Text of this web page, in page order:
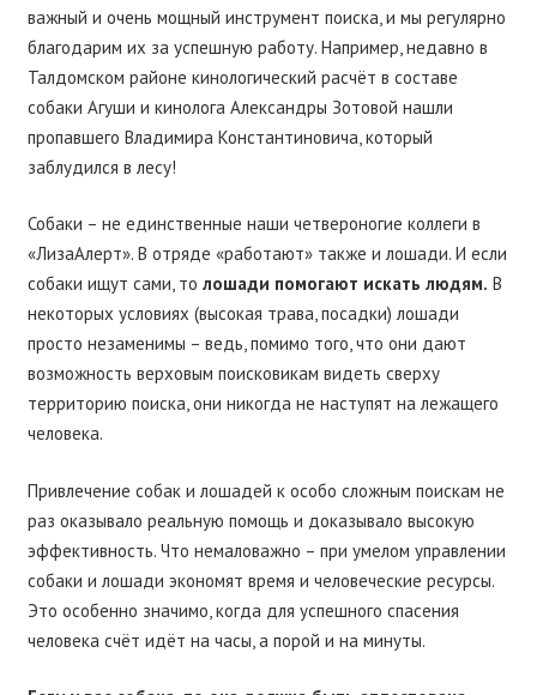
важный и очень мощный инструмент поиска, и мы регулярно
благодарим их за успешную работу. Например, недавно в
Талдомском районе кинологический расчёт в составе
собаки Агуши и кинолога Александры Зотовой нашли
пропавшего Владимира Константиновича, который
заблудился в лесу!
Собаки – не единственные наши четвероногие коллеги в
«ЛизаАлерт». В отряде «работают» также и лошади. И если
собаки ищут сами, то лошади помогают искать людям. В
некоторых условиях (высокая трава, посадки) лошади
просто незаменимы – ведь, помимо того, что они дают
возможность верховым поисковикам видеть сверху
территорию поиска, они никогда не наступят на лежащего
человека.
Привлечение собак и лошадей к особо сложным поискам не
раз оказывало реальную помощь и доказывало высокую
эффективность. Что немаловажно – при умелом управлении
собаки и лошади экономят время и человеческие ресурсы.
Это особенно значимо, когда для успешного спасения
человека счёт идёт на часы, а порой и на минуты.